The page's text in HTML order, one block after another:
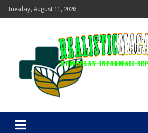
Skip
to
Tuesday, August 11, 2026
realisticmagazine